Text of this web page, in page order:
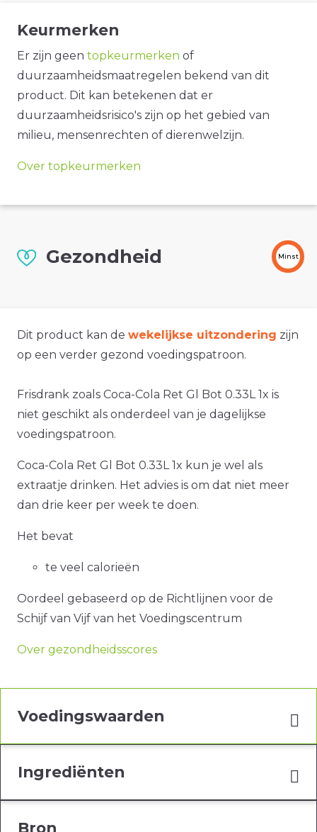
Keurmerken
Er zijn geen topkeurmerken of
duurzaamheidsmaatregelen bekend van dit
product. Dit kan betekenen dat er
duurzaamheidsrisico's zijn op het gebied van
milieu, mensenrechten of dierenwelzijn.
Over topkeurmerken
Gezondheid Minst
Dit product kan de wekelijkse uitzondering zijn
op een verder gezond voedingspatroon.
Frisdrank zoals Coca-Cola Ret Gl Bot 0.33L 1x is
niet geschikt als onderdeel van je dagelijkse
voedingspatroon.
Coca-Cola Ret Gl Bot 0.33L 1x kun je wel als
extraatje drinken. Het advies is om dat niet meer
dan drie keer per week te doen.
Het bevat
te veel calorieën
Oordeel gebaseerd op de Richtlijnen voor de
Schijf van Vijf van het Voedingscentrum
Over gezondheidsscores
Voedingswaarden
Ingrediënten
Bron